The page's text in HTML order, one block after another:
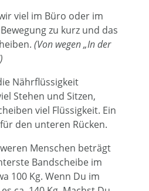
viel im Büro oder im
zu kurz und das
(Von wegen „In der
Nährflüssigkeit
Stehen und Sitzen,
viel Flüssigkeit. Ein
den unteren Rücken.
Menschen beträgt
Bandscheibe im
100 Kg. Wenn Du im